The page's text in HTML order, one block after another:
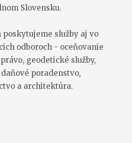
Slovensku.
služby aj vo
odboroch - oceňovanie
geodetické služby,
poradenstvo,
a architektúra.